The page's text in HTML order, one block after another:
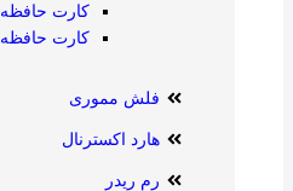
کارت حافظه MicroSD
کارت حافظه CF
فلش مموری
هارد اکسترنال
رم ریدر